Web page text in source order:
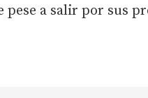
a salir por sus